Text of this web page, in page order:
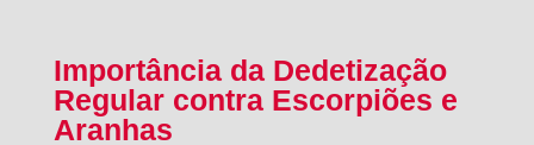
Importância da Dedetização
Regular contra Escorpiões e
Aranhas